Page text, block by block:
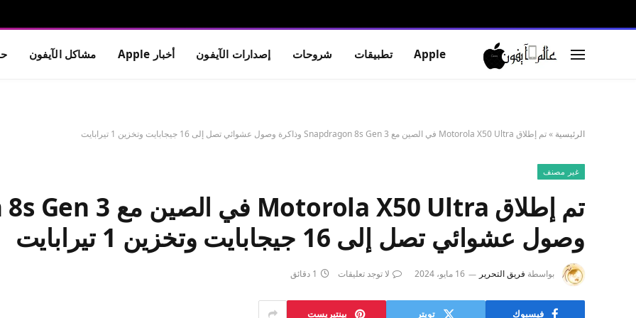
Apple تطبيقات شروحات إصدارات الآيفون أخبار Apple مشاكل الآيفون
الرئيسية »تم إطلاق Motorola X50 Ultra في الصين مع Snapdragon 8s Gen 3 وذاكرة وصول عشوائي تصل إلى 16 جيجابايت وتخزين 1 تيرابايت
غير مصنف
وصول عشوائي تصل إلى 16 جيجابايت وتخزين 1 تيرابايت
بواسطة فريق التحرير 16 مايو، 2024 لا توجد تعليقات 1 دقائق
فيسبوك تويتر بينتيريست